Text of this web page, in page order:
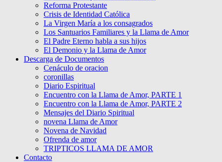
Reforma Protestante
Crisis de Identidad Católica
La Virgen María a los consagrados
Los Santuarios Familiares y la Llama de Amor
El Padre Eterno habla a sus hijos
El Demonio y la Llama de Amor
Descarga de Documentos
Cenáculo de oracion
coronillas
Diario Espiritual
Encuentro con la Llama de Amor, PARTE 1
Encuentro con la Llama de Amor, PARTE 2
Mensajes del Diario Spiritual
novena Llama de Amor
Novena de Navidad
Ofrenda de amor
TRIPTICOS LLAMA DE AMOR
Contacto